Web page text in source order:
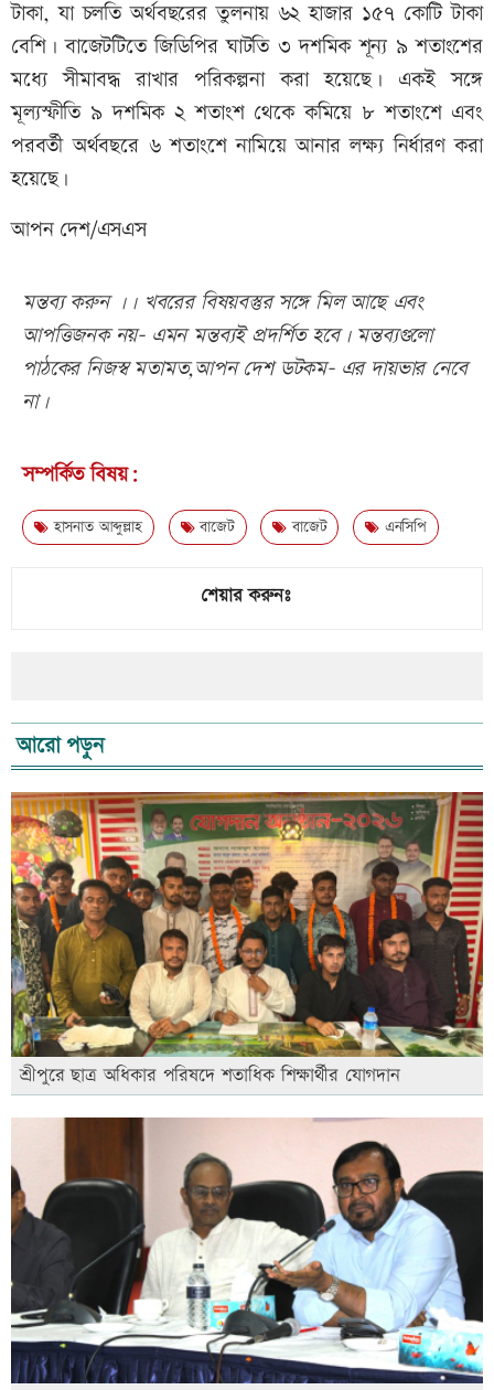
টাকা, যা চলতি অর্থবছরের তুলনায় ৬২ হাজার ১৫৭ কোটি টাকা
বেশি। বাজেটটিতে জিডিপির ঘাটতি ৩ দশমিক শূন্য ৯ শতাংশের
মধ্যে সীমাবদ্ধ রাখার পরিকল্পনা করা হয়েছে। একই সঙ্গে
মূল্যস্ফীতি ৯ দশমিক ২ শতাংশ থেকে কমিয়ে ৮ শতাংশে এবং
পরবর্তী অর্থবছরে ৬ শতাংশে নামিয়ে আনার লক্ষ্য নির্ধারণ করা
হয়েছে।
আপন দেশ/এসএস
মন্তব্য করুন ।। খবরের বিষয়বস্তুর সঙ্গে মিল আছে এবং
আপত্তিজনক নয়- এমন মন্তব্যই প্রদর্শিত হবে। মন্তব্যগুলো
পাঠকের নিজস্ব মতামত,আপন দেশ ডটকম- এর দায়ভার নেবে
না।
সম্পর্কিত বিষয়:
হাসনাত আব্দুল্লাহ বাজেট বাজেট এনসিপি
শেয়ার করুনঃ
আরো পড়ুন
শ্রীপুরে ছাত্র অধিকার পরিষদে শতাধিক শিক্ষার্থীর যোগদান